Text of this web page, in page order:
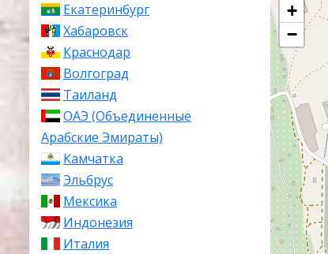
Екатеринбург
Хабаровск
Краснодар
Волгоград
Таиланд
ОАЭ (Объединенные
Арабские Эмираты)
Камчатка
Эльбрус
Мексика
Индонезия
Италия
+
−